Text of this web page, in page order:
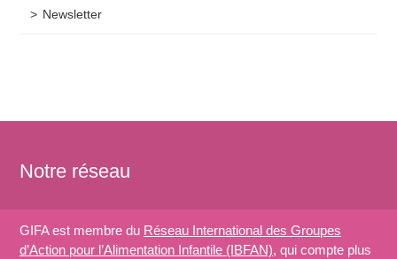
Newsletter
Notre réseau
GIFA est membre du Réseau International des Groupes
d’Action pour l’Alimentation Infantile (IBFAN), qui compte plus